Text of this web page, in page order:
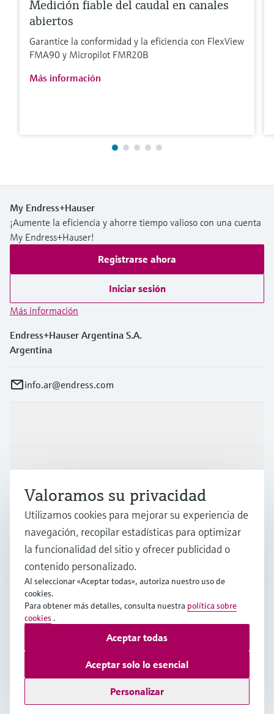
Medición fiable del caudal en canales
abiertos
Garantice la conformidad y la eficiencia con FlexView
FMA90 y Micropilot FMR20B
Más información
My Endress+Hauser
¡Aumente la eficiencia y ahorre tiempo valioso con una cuenta
My Endress+Hauser!
Registrarse ahora
Iniciar sesión
Más información
Endress+Hauser Argentina S.A.
Argentina
info.ar@endress.com
Industrias
Soporte
ARG
Copyright © Endress+Hauser Group Services AG
Pie editorialTérminos de usoProtección de datosTCG
Valoramos su privacidad
Utilizamos cookies para mejorar su experiencia de
navegación, recopilar estadísticas para optimizar
la funcionalidad del sitio y ofrecer publicidad o
contenido personalizado.
Al seleccionar «Aceptar todas», autoriza nuestro uso de
cookies.
Para obtener más detalles, consulta nuestra política sobre
cookies .
Personalizar
Aceptar solo lo esencial
Aceptar todas